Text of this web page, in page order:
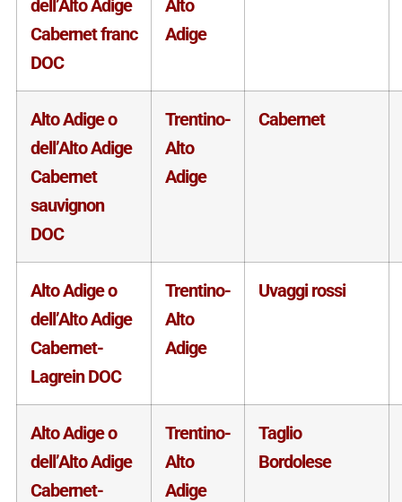
dell’Alto Adige
Cabernet franc
DOC
Alto
Adige
Alto Adige o
dell’Alto Adige
Cabernet
sauvignon
DOC
Trentino-
Alto
Adige
Cabernet
Alto Adige o
dell’Alto Adige
Cabernet-
Lagrein DOC
Trentino-
Alto
Adige
Uvaggi rossi
Alto Adige o
dell’Alto Adige
Cabernet-
Trentino-
Alto
Adige
Taglio
Bordolese